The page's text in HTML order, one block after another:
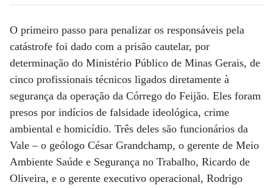
O primeiro passo para penalizar os responsáveis pela
catástrofe foi dado com a prisão cautelar, por
determinação do Ministério Público de Minas Gerais, de
cinco profissionais técnicos ligados diretamente à
segurança da operação da Córrego do Feijão. Eles foram
presos por indícios de falsidade ideológica, crime
ambiental e homicídio. Três deles são funcionários da
Vale – o geólogo César Grandchamp, o gerente de Meio
Ambiente Saúde e Segurança no Trabalho, Ricardo de
Oliveira, e o gerente executivo operacional, Rodrigo